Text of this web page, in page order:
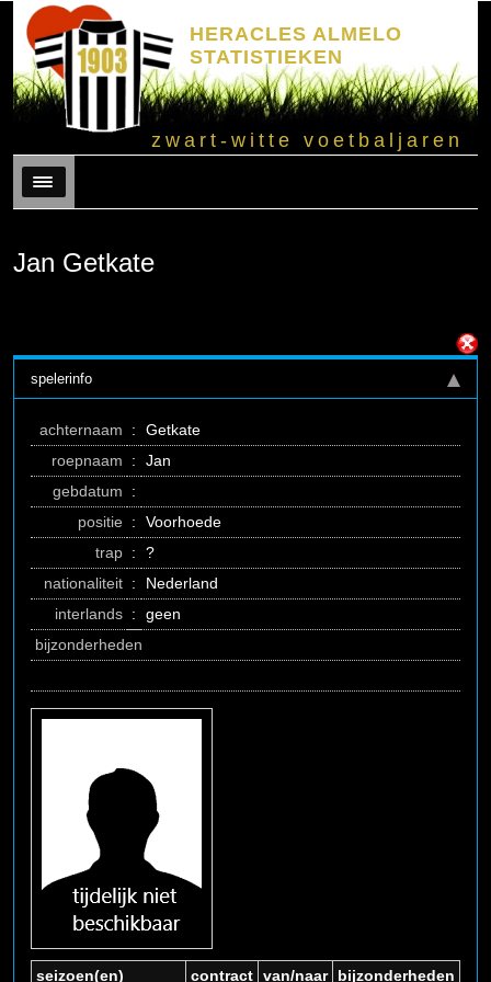
HERACLES ALMELO
STATISTIEKEN
zwart-witte voetbaljaren
Menu
Jan Getkate
spelerinfo
achternaam :
Getkate
roepnaam
:
Jan
gebdatum
:
positie :
Voorhoede
trap :
?
nationaliteit :
Nederland
interlands :
geen
bijzonderheden
seizoen(en) contract van/naar bijzonderheden